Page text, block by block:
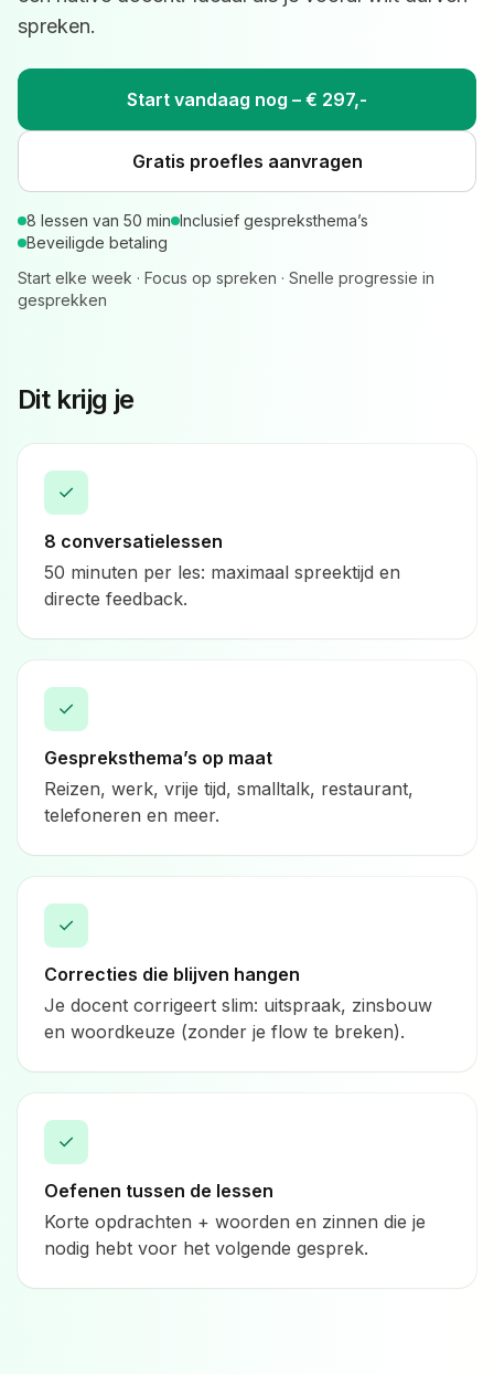
spreken.
Start vandaag nog – € 297,-
Gratis proefles aanvragen
8 lessen van 50 min Inclusief gespreksthema’s
Beveiligde betaling
Start elke week · Focus op spreken · Snelle progressie in
gesprekken
Dit krijg je
✓
8 conversatielessen
50 minuten per les: maximaal spreektijd en
directe feedback.
✓
Gespreksthema’s op maat
Reizen, werk, vrije tijd, smalltalk, restaurant,
telefoneren en meer.
✓
Correcties die blijven hangen
Je docent corrigeert slim: uitspraak, zinsbouw
en woordkeuze (zonder je flow te breken).
✓
Oefenen tussen de lessen
Korte opdrachten + woorden en zinnen die je
nodig hebt voor het volgende gesprek.